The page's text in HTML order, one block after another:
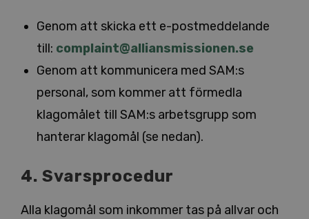
Genom att skicka ett e-postmeddelande
till: complaint@alliansmissionen.se
Genom att kommunicera med SAM:s
personal, som kommer att förmedla
klagomålet till SAM:s arbetsgrupp som
hanterar klagomål (se nedan).
4. Svarsprocedur
Alla klagomål som inkommer tas på allvar och